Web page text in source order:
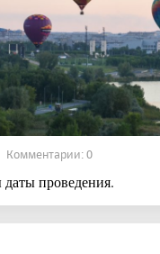
Комментарии: 0
проведения.